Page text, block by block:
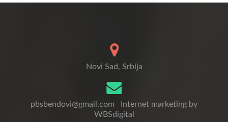
Novi Sad, Srbija
pbsbendovi@gmail.com
Internet marketing by
WBSdigital